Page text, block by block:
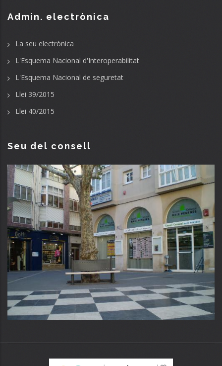
Admin. electrònica
La seu electrònica
L'Esquema Nacional d'Interoperabilitat
L'Esquema Nacional de seguretat
Llei 39/2015
Llei 40/2015
Seu del consell